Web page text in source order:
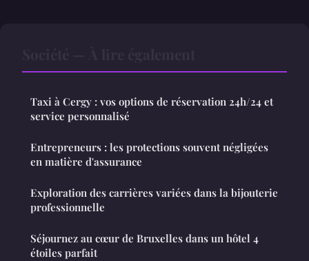
Taxi à Cergy : vos options de réservation 24h/24 et
service personnalisé
Entrepreneurs : les protections souvent négligées
en matière d'assurance
Exploration des carrières variées dans la bijouterie
professionnelle
Séjournez au cœur de Bruxelles dans un hôtel 4
étoiles parfait